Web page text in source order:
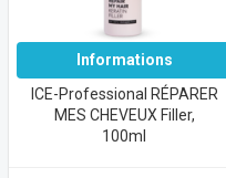
Informations
ICE-Professional RÉPARER
MES CHEVEUX Filler,
100ml